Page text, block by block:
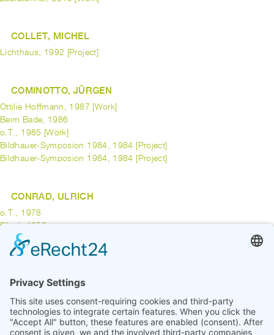
COLLET, MICHEL
Lichthaus, 1992 [Project]
COMINOTTO, JÜRGEN
Ottilie Hoffmann, 1987 [Work]
Beim Bade, 1986
o.T., 1985 [Work]
Bildhauer-Symposion 1984, 1984 [Project]
Bildhauer-Symposion 1984, 1984 [Project]
CONRAD, ULRICH
o.T., 1978
Pferd, 1958
Quote in Time, 1995 [Work]
1
2
3